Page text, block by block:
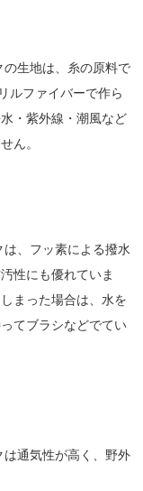
生地は、糸の原料で
ルファイバーで作ら
・紫外線・潮風など
ん。
、フッ素による撥水
性にも優れていま
まった場合は、水を
てブラシなどでてい
通気性が高く、野外